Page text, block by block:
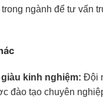
ngành để tư vấn
giàu kinh nghiệm: Đội
đào tạo chuyên